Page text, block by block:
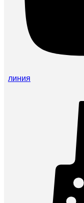
линия